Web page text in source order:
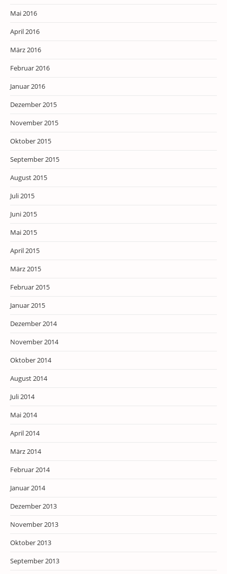
Mai 2016
April 2016
März 2016
Februar 2016
Januar 2016
Dezember 2015
November 2015
Oktober 2015
September 2015
August 2015
Juli 2015
Juni 2015
Mai 2015
April 2015
März 2015
Februar 2015
Januar 2015
Dezember 2014
November 2014
Oktober 2014
August 2014
Juli 2014
Mai 2014
April 2014
März 2014
Februar 2014
Januar 2014
Dezember 2013
November 2013
Oktober 2013
September 2013